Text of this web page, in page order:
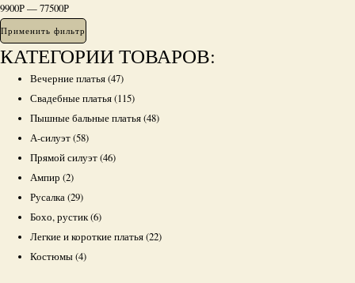
9900Р—77500Р
Применить фильтр
КАТЕГОРИИ ТОВАРОВ:
Вечерние платья(47)
Свадебные платья(115)
Пышные бальные платья(48)
А-силуэт(58)
Прямой силуэт(46)
Ампир(2)
Русалка(29)
Бохо, рустик(6)
Легкие и короткие платья(22)
Костюмы(4)